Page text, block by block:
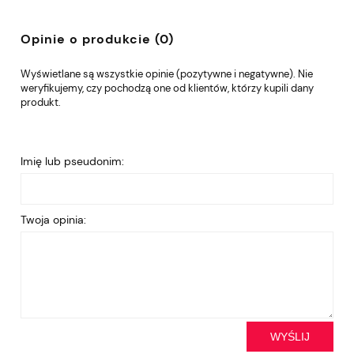
Opinie o produkcie (0)
Wyświetlane są wszystkie opinie (pozytywne i negatywne). Nie
weryfikujemy, czy pochodzą one od klientów, którzy kupili dany
produkt.
Imię lub pseudonim:
Twoja opinia:
WYŚLIJ